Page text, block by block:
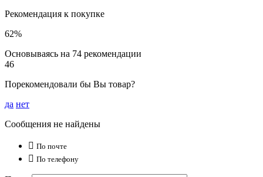
Рекомендация к покупке
62%
Основываясь на 74 рекомендации
46
Порекомендовали бы Вы товар?
да нет
Сообщения не найдены
 По почте
 По телефону